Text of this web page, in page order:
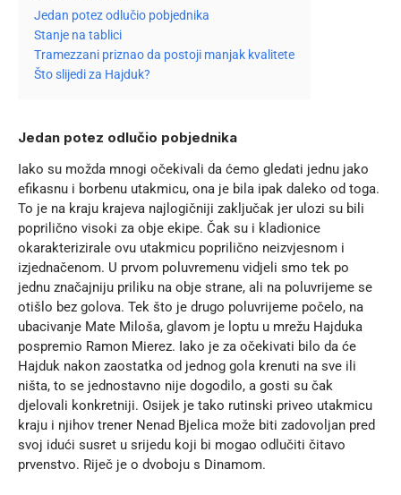
Jedan potez odlučio pobjednika
Stanje na tablici
Tramezzani priznao da postoji manjak kvalitete
Što slijedi za Hajduk?
Jedan potez odlučio pobjednika
Iako su možda mnogi očekivali da ćemo gledati jednu jako
efikasnu i borbenu utakmicu, ona je bila ipak daleko od toga.
To je na kraju krajeva najlogičniji zaključak jer ulozi su bili
poprilično visoki za obje ekipe. Čak su i kladionice
okarakterizirale ovu utakmicu poprilično neizvjesnom i
izjednačenom. U prvom poluvremenu vidjeli smo tek po
jednu značajniju priliku na obje strane, ali na poluvrijeme se
otišlo bez golova. Tek što je drugo poluvrijeme počelo, na
ubacivanje Mate Miloša, glavom je loptu u mrežu Hajduka
pospremio Ramon Mierez. Iako je za očekivati bilo da će
Hajduk nakon zaostatka od jednog gola krenuti na sve ili
ništa, to se jednostavno nije dogodilo, a gosti su čak
djelovali konkretniji. Osijek je tako rutinski priveo utakmicu
kraju i njihov trener Nenad Bjelica može biti zadovoljan pred
svoj idući susret u srijedu koji bi mogao odlučiti čitavo
prvenstvo. Riječ je o dvoboju s Dinamom.